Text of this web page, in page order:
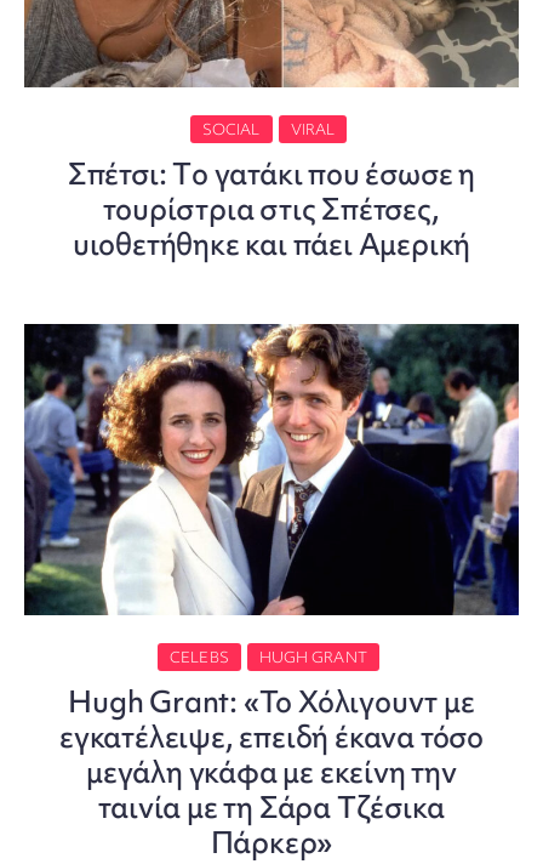
SOCIAL VIRAL
Σπέτσι: Tο γατάκι που έσωσε η
τουρίστρια στις Σπέτσες,
υιοθετήθηκε και πάει Αμερική
CELEBS HUGH GRANT
Hugh Grant: «Το Χόλιγουντ με
εγκατέλειψε, επειδή έκανα τόσο
μεγάλη γκάφα με εκείνη την
ταινία με τη Σάρα Τζέσικα
Πάρκερ»